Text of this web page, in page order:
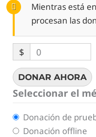
Mientras está
procesan las
$ 0
DONAR AHORA
Seleccionar el
Donación de
Donación offline